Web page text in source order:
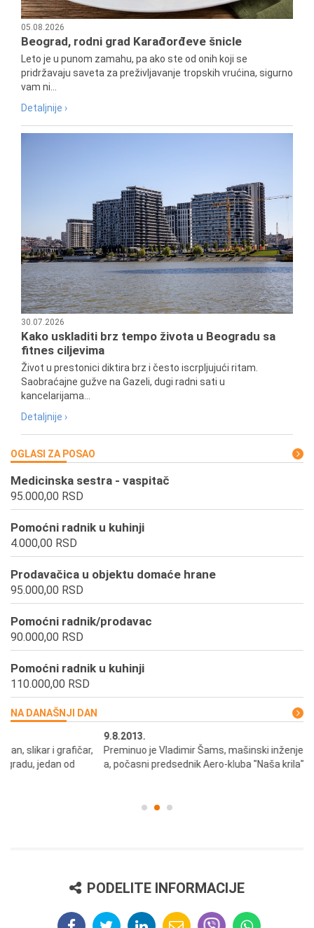
05.08.2026
Beograd, rodni grad Karađorđeve šnicle
Leto je u punom zamahu, pa ako ste od onih koji se
pridržavaju saveta za preživljavanje tropskih vrućina, sigurno
vam ni...
Detaljnije ›
30.07.2026
Kako uskladiti brz tempo života u Beogradu sa
fitnes ciljevima
Život u prestonici diktira brz i često iscrpljujući ritam.
Saobraćajne gužve na Gazeli, dugi radni sati u
kancelarijama...
Detaljnije ›
OGLASI ZA POSAO
Medicinska sestra - vaspitač
95.000,00 RSD
Pomoćni radnik u kuhinji
4.000,00 RSD
Prodavačica u objektu domaće hrane
95.000,00 RSD
Pomoćni radnik/prodavac
90.000,00 RSD
Pomoćni radnik u kuhinji
110.000,00 RSD
NA DANAŠNJI DAN
Preminuo je Vladimir Šams, mašinski inženjer, pilot, kapetan JAT-
a, počasni predsednik Aero-kluba "Naša krila".
PODELITE INFORMACIJE